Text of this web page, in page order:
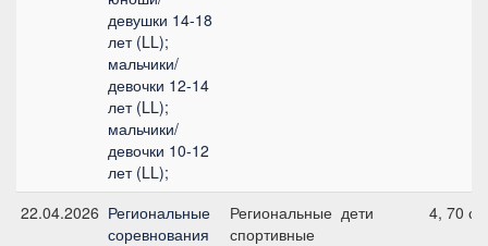
девушки 14-18
лет (LL);
мальчики/
девочки 12-14
лет (LL);
мальчики/
девочки 10-12
лет (LL);
22.04.2026 Региональные
соревнования
Региональные
спортивные
дети 4, 70 см